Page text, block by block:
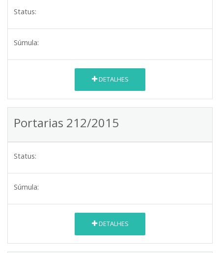
Status:
Súmula:
DETALHES
Portarias 212/2015
Status:
Súmula:
DETALHES